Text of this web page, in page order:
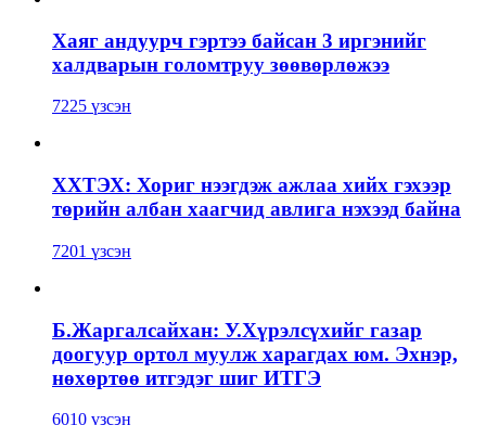
Хаяг андуурч гэртээ байсан 3 иргэнийг
халдварын голомтруу зөөвөрлөжээ
7225 үзсэн
ХХТЭХ: Хориг нээгдэж ажлаа хийх гэхээр
төрийн албан хаагчид авлига нэхээд байна
7201 үзсэн
Б.Жаргалсайхан: У.Хүрэлсүхийг газар
доогуур ортол муулж харагдах юм. Эхнэр,
нөхөртөө итгэдэг шиг ИТГЭ
6010 үзсэн